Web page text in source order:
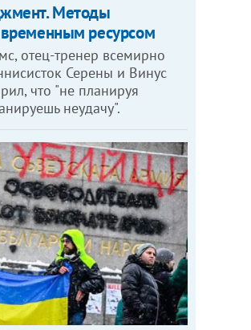
Методы
ресурсом
отец-тренер всемирно
Серены и Винус
что "не планируя
неудачу".